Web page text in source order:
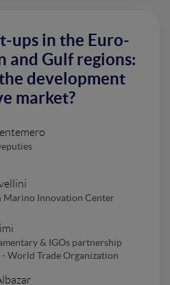
ups in the Euro-
and Gulf regions:
development
market?
Marino Innovation Center
& IGOs partnership
World Trade Organization